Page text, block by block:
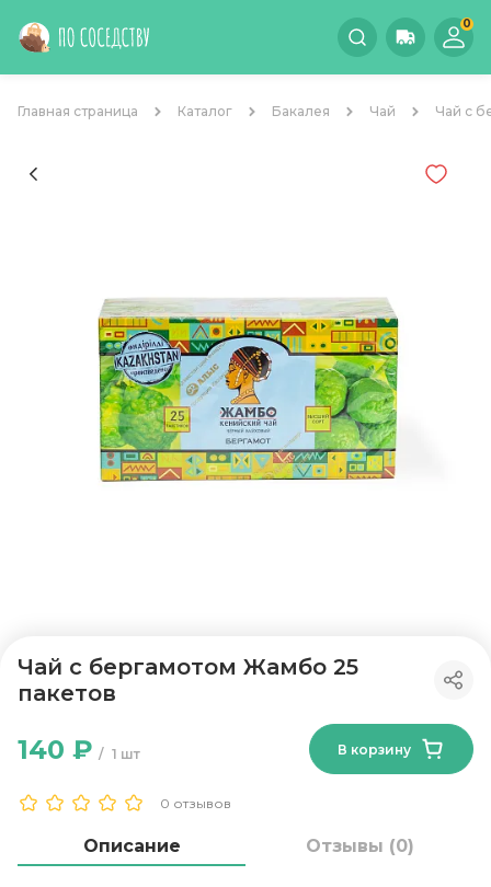
0
Главная страница Каталог Бакалея Чай Чай с
Чай с бергамотом Жамбо 25
пакетов
0 отзывов
1 шт
140 ₽ В корзину
Описание Отзывы (0)